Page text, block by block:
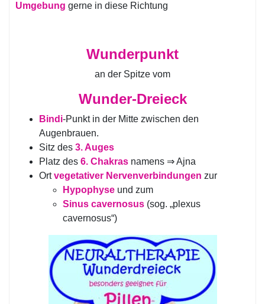
Umgebung gerne in diese Richtung
Wunderpunkt
an der Spitze vom
Wunder-Dreieck
Bindi-Punkt in der Mitte zwischen den
Augenbrauen.
Sitz des 3. Auges
Platz des 6. Chakras namens ⇒ Ajna
Ortvegetativer Nervenverbindungen zur
Hypophyse und zum
Sinus cavernosus (sog. „plexus
cavernosus“)